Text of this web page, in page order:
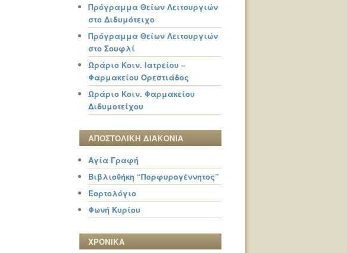
Πρόγραμμα Θείων Λειτουργιών
στο Διδυμότειχο
Πρόγραμμα Θείων Λειτουργιών
στο Σουφλί
Ωράριο Κοιν. Ιατρείου –
Φαρμακείου Ορεστιάδος
Ωράριο Κοιν. Φαρμακείου
Διδυμοτείχου
ΑΠΟΣΤΟΛΙΚΗ ΔΙΑΚΟΝΙΑ
Αγία Γραφή
Βιβλιοθήκη “Πορφυρογέννητος”
Εορτολόγιο
Φωνή Κυρίου
ΧΡΟΝΙΚΑ